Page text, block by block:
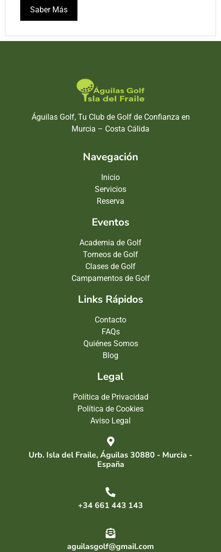
Saber Más
Águilas Golf, Tu Club de Golf de Confianza en
Murcia – Costa Cálida
Navegación
Inicio
Servicios
Reserva
Eventos
Academia de Golf
Torneos de Golf
Clases de Golf
Campamentos de Golf
Links Rápidos
Contacto
FAQs
Quiénes Somos
Blog
Legal
Política de Privacidad
Política de Cookies
Aviso Legal
Urb. Isla del Fraile, Águilas 30880 - Murcia -
España
+34 661 443 143
aguilasgolf@gmail.com